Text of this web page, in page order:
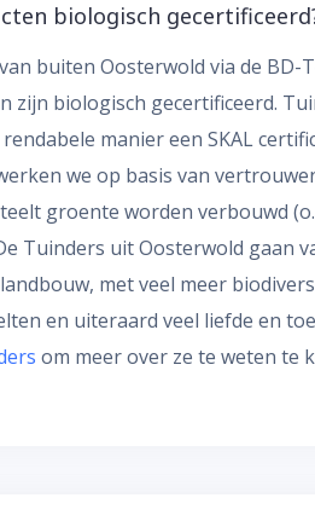
biologisch
buiten Oosterwold via de
zijn biologisch gecertificeerd.
manier een SKAL
we op basis van
groente worden verbouwd
Tuinders uit Oosterwold gaan
met veel meer
en uiteraard veel liefde en
om meer over ze te weten te